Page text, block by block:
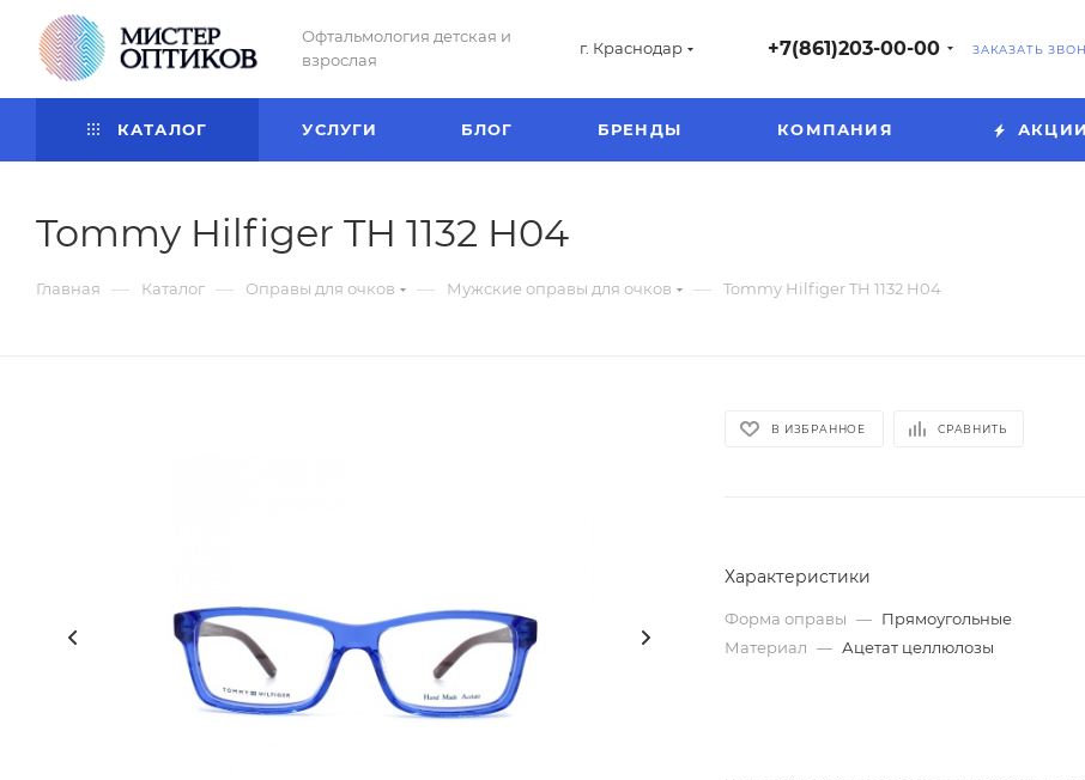
Офтальмология детская и
взрослая
г. Краснодар +7(861)203-00-00 ЗАКАЗАТЬ
КАТАЛОГ УСЛУГИ БЛОГ БРЕНДЫ КОМПАНИЯ АКЦИИ
Tommy Hilfiger TH 1132 H04
Главная — Каталог — Оправы для очков — Мужские оправы для очков — Tommy Hilfiger TH 1132 H04
В ИЗБРАННОЕ СРАВНИТЬ
Характеристики
Форма оправы — Прямоугольные
Материал — Ацетат целлюлозы